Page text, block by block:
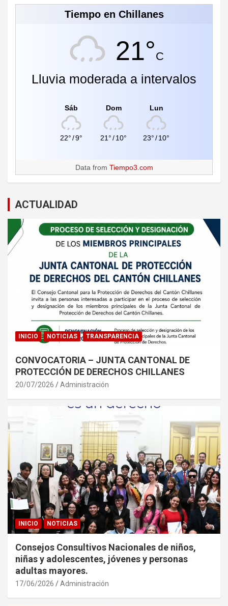
Tiempo en Chillanes
21°C
Lluvia moderada a intervalos
Sáb
22°/9°
Dom
21°/10°
Lun
23°/10°
Data from Tiempo3.com
ACTUALIDAD
INICIO NOTICIAS TRANSPARENCIA
CONVOCATORIA – JUNTA CANTONAL DE
PROTECCIÓN DE DERECHOS CHILLANES
20/07/2026 Administración
INICIO NOTICIAS
Consejos Consultivos Nacionales de niños,
niñas y adolescentes, jóvenes y personas
adultas mayores.
17/06/2026 Administración